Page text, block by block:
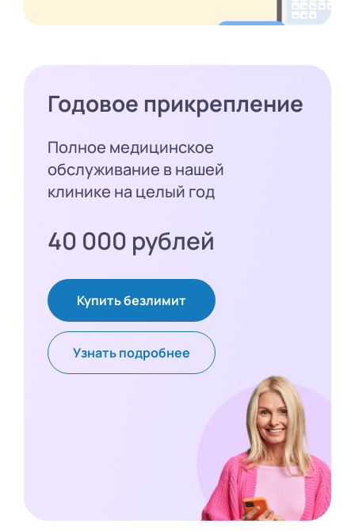
Годовое прикрепление
Полное медицинское
обслуживание в нашей
клинике на целый год
40 000 рублей
Купить безлимит
Узнать подробнее